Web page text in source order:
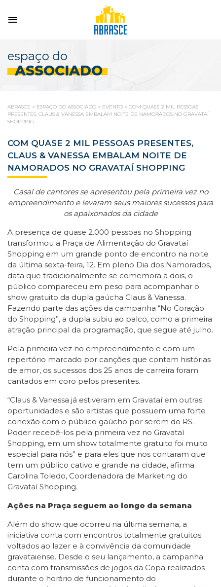
espaço do
ASSOCIADO
ABRASCE > ESPAÇO DO ASSOCIADO > EVENTO > COM QUASE 2 MIL PESSOAS
PRESENTES, CLAUS & VANESSA EMBALAM NOITE DE NAMORADOS NO GRAVATAÍ
SHOPPING
COM QUASE 2 MIL PESSOAS PRESENTES,
CLAUS & VANESSA EMBALAM NOITE DE
NAMORADOS NO GRAVATAÍ SHOPPING
Casal de cantores se apresentou pela primeira vez no
empreendimento e levaram seus maiores sucessos para
os apaixonados da cidade
A presença de quase 2.000 pessoas no Shopping
transformou a Praça de Alimentação do Gravataí
Shopping em um grande ponto de encontro na noite
da última sexta-feira, 12. Em pleno Dia dos Namorados,
data que tradicionalmente se comemora a dois, o
público compareceu em peso para acompanhar o
show gratuito da dupla gaúcha Claus & Vanessa.
Fazendo parte das ações da campanha “No Coração
do Shopping”, a dupla subiu ao palco, como a primeira
atração principal da programação, que segue até julho.
Pela primeira vez no empreendimento e com um
repertório marcado por canções que contam histórias
de amor, os sucessos dos 25 anos de carreira foram
cantados em coro pelos presentes.
“Claus & Vanessa já estiveram em Gravataí em outras
oportunidades e são artistas que possuem uma forte
conexão com o público gaúcho por serem do RS.
Poder recebê-los pela primeira vez no Gravataí
Shopping, em um show totalmente gratuito foi muito
especial para nós” e para eles que nos contaram que
tem um público cativo e grande na cidade, afirma
Carolina Toledo, Coordenadora de Marketing do
Gravataí Shopping.
Ações na Praça seguem ao longo da semana
Além do show que ocorreu na última semana, a
iniciativa conta com encontros totalmente gratuitos
voltados ao lazer e à convivência da comunidade
gravataiense. Desde o seu lançamento, a campanha
conta com transmissões de jogos da Copa realizados
durante o horário de funcionamento do